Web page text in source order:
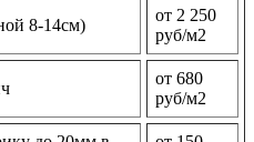
8-14см)
от 2 250
руб/м2
от 680
руб/м2